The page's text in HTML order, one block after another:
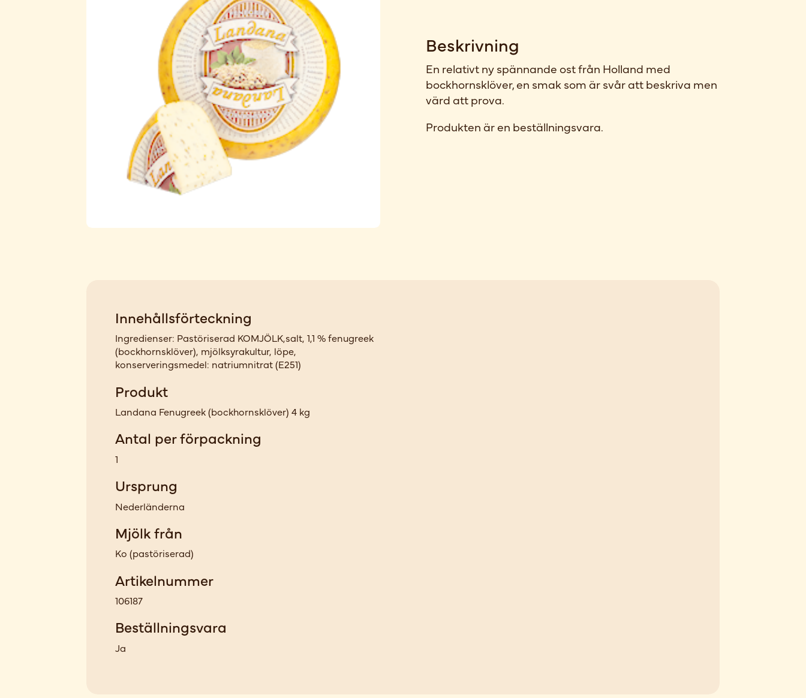
Beskrivning
En relativt ny spännande ost från Holland med
bockhornsklöver, en smak som är svår att beskriva men
värd att prova.
Produkten är en beställningsvara.
Innehållsförteckning
Ingredienser: Pastöriserad KOMJÖLK,salt, 1,1 % fenugreek
(bockhornsklöver), mjölksyrakultur, löpe,
konserveringsmedel: natriumnitrat (E251)
Produkt
Landana Fenugreek (bockhornsklöver) 4 kg
Antal per förpackning
1
Ursprung
Nederländerna
Mjölk från
Ko (pastöriserad)
Artikelnummer
106187
Beställningsvara
Ja